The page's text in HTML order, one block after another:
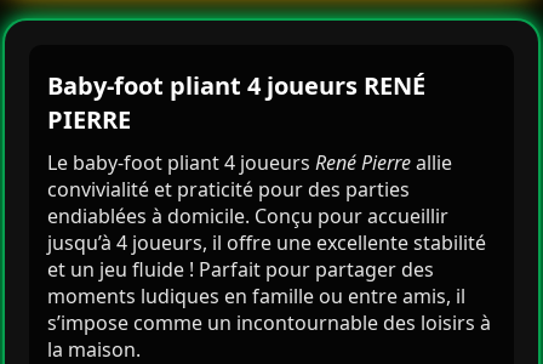
Baby-foot pliant 4 joueurs RENÉ
PIERRE
Le baby-foot pliant 4 joueurs René Pierreallie
convivialité et praticité pour des parties
endiablées à domicile. Conçu pour accueillir
jusqu’à 4 joueurs, il offre une excellente stabilité
et un jeu fluide ! Parfait pour partager des
moments ludiques en famille ou entre amis, il
s’impose comme un incontournable des loisirs à
la maison.
📞 Le numéro de téléphone est obligatoire pour être livré.